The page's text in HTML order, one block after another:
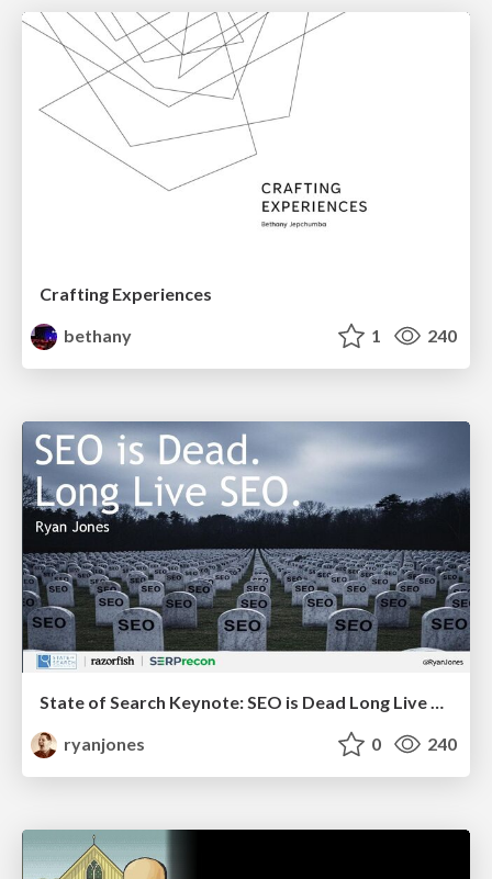
Crafting Experiences
bethany
1 240
State of Search Keynote: SEO is Dead Long Live SEO
ryanjones
0 240